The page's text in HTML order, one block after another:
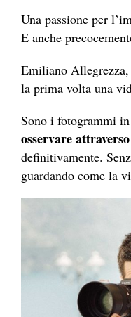
Una passione per
E anche
Emiliano
la prima volta una
Sono i fotogrammi
osservare
definitivamente.
guardando come la